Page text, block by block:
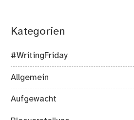
Kategorien
#WritingFriday
Allgemein
Aufgewacht